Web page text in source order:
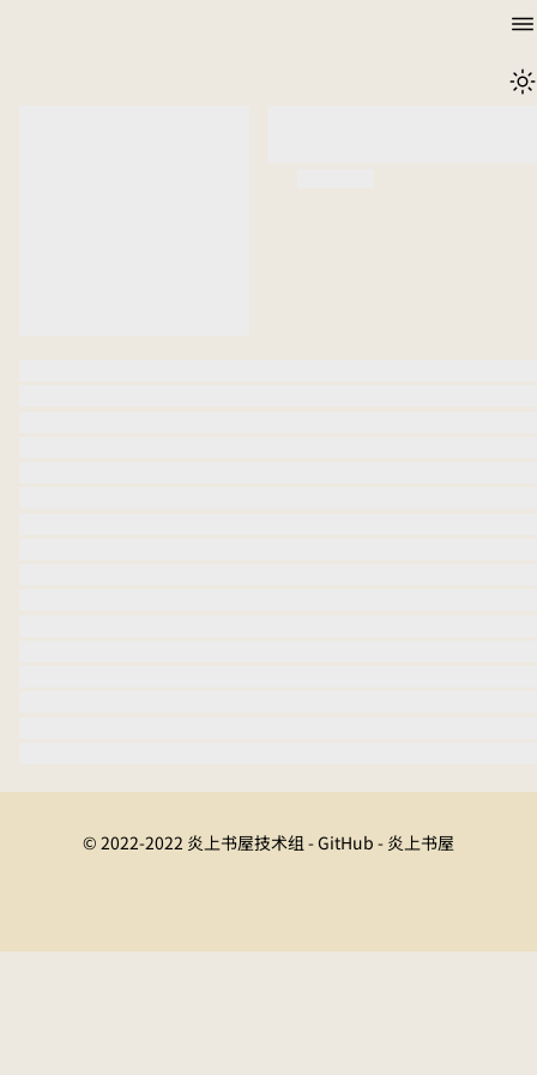
© 2022-2022 炎上书屋技术组 - GitHub - 炎上书屋